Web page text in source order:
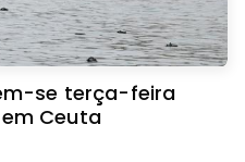
se terça-feira
Ceuta